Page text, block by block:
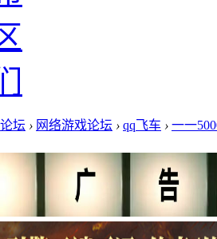
坛 › 网络游戏论坛 › qq飞车 › 一一